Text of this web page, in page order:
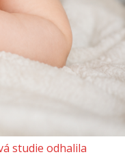
studie odhalila